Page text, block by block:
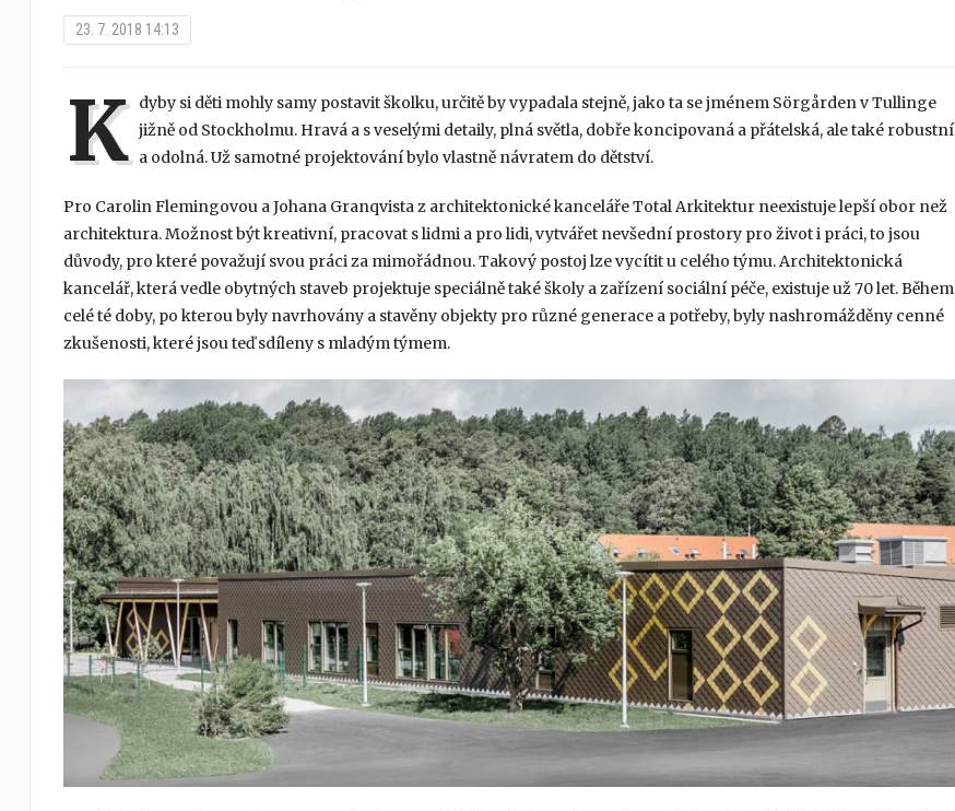
23. 7. 2018 14:13
K
dyby si děti mohly samy postavit školku, určitě by vypadala stejně, jako ta se jménem Sörgården v Tullinge
jižně od Stockholmu. Hravá a s veselými detaily, plná světla, dobře koncipovaná a přátelská, ale také robustní
a odolná. Už samotné projektování bylo vlastně návratem do dětství.
Pro Carolin Flemingovou a Johana Granqvista z architektonické kanceláře Total Arkitektur neexistuje lepší obor než
architektura. Možnost být kreativní, pracovat s lidmi a pro lidi, vytvářet nevšední prostory pro život i práci, to jsou
důvody, pro které považují svou práci za mimořádnou. Takový postoj lze vycítit u celého týmu. Architektonická
kancelář, která vedle obytných staveb projektuje speciálně také školy a zařízení sociální péče, existuje už 70 let. Během
celé té doby, po kterou byly navrhovány a stavěny objekty pro různé generace a potřeby, byly nashromážděny cenné
zkušenosti, které jsou teď sdíleny s mladým týmem.